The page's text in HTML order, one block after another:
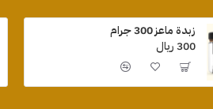
زبدة ماعز 300 جرام
300 ريال